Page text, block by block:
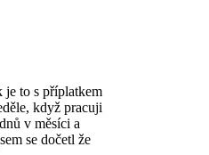
je to s příplatkem
když pracuji
v měsíci a
se dočetl že